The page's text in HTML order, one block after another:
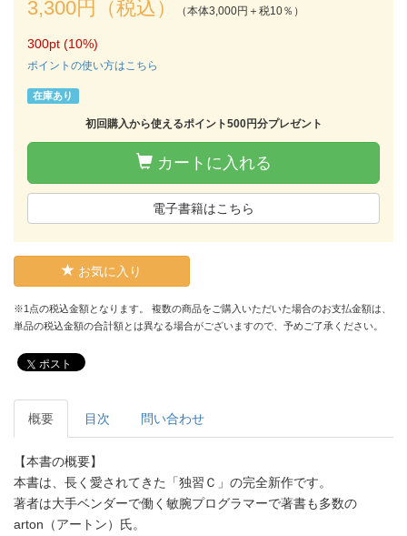
3,300円（税込） （本体3,000円＋税10％）
300pt (10%)
ポイントの使い方はこちら
在庫あり
初回購入から使えるポイント500円分プレゼント
カートに入れる
電子書籍はこちら
お気に入り
※1点の税込金額となります。 複数の商品をご購入いただいた場合のお支払金額は、
単品の税込金額の合計額とは異なる場合がございますので、予めご了承ください。
ポスト
概要 目次 問い合わせ
【本書の概要】
本書は、長く愛されてきた「独習Ｃ」の完全新作です。
著者は大手ベンダーで働く敏腕プログラマーで著書も多数の
arton（アートン）氏。